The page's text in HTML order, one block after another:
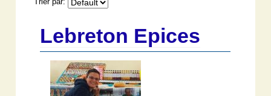
Trier par:
Lebreton Epices